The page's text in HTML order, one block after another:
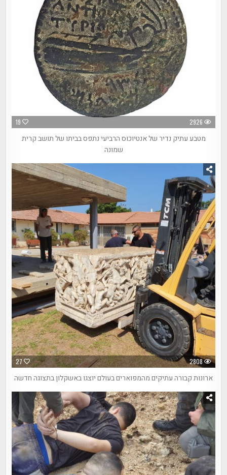
19 2926
מטבע עתיק נדיר של אנטיוכוס הרביעי נתפס בביתו של תושב קרית
שמונה
27 2808
ארונות קבורה עתיקים מהמפוארים בעולם יוצגו באשקלון בתצוגה חדשה